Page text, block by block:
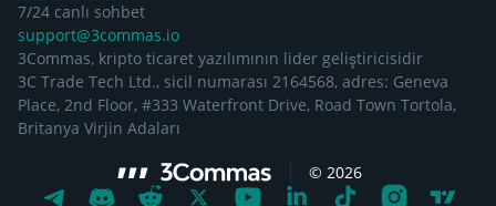
7/24 canlı sohbet
support@3commas.io
3Commas, kripto ticaret yazılımının lider geliştiricisidir
3C Trade Tech Ltd., sicil numarası 2164568, adres: Geneva
Place, 2nd Floor, #333 Waterfront Drive, Road Town Tortola,
Britanya Virjin Adaları
© 2026